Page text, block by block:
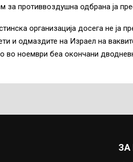
за противвоздушна одбрана ја
организација досега не ја
и одмаздите на Израел на
во ноември беа окончани
ЗА